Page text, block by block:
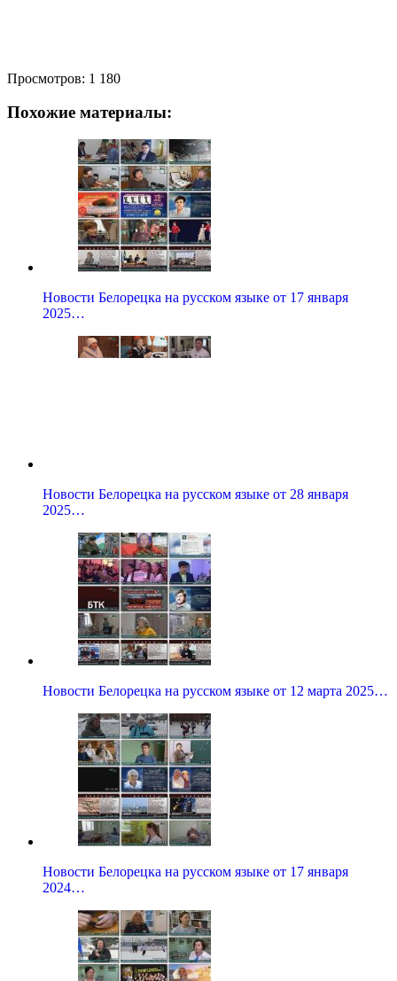
Просмотров: 1 180
Похожие материалы:
Новости Белорецка на русском языке от 17 января
2025…
Новости Белорецка на русском языке от 28 января
2025…
Новости Белорецка на русском языке от 12 марта 2025…
Новости Белорецка на русском языке от 17 января
2024…